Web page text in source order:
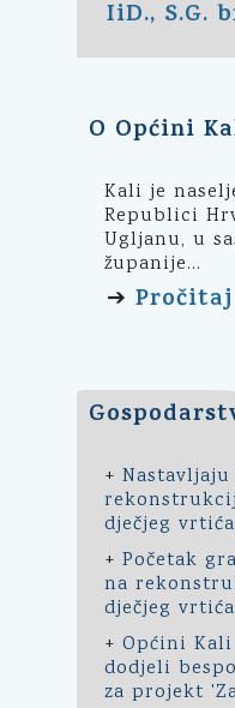
IiD., S.G.
O Općini
Kali je
Republici
Ugljanu, u
županije...
➔
+
dječjeg
+ Početak
na
dječjeg
+ Općini
dodjeli
za projekt